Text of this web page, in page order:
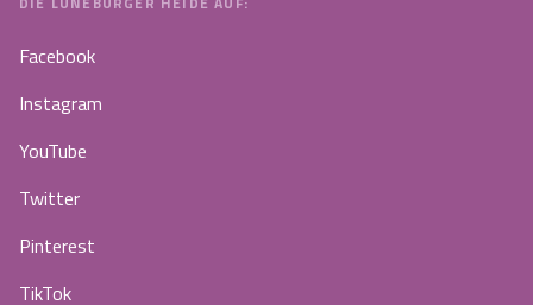
Facebook
Instagram
YouTube
Twitter
Pinterest
TikTok